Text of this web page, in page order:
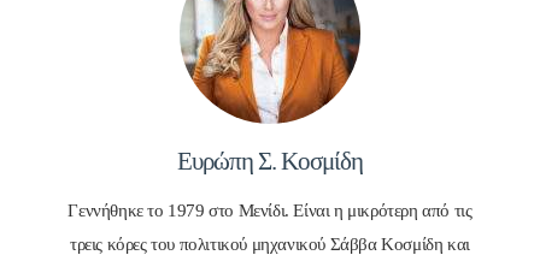
Ευρώπη Σ. Κοσμίδη
Γεννήθηκε το 1979 στο Μενίδι. Είναι η μικρότερη από τις
τρεις κόρες του πολιτικού μηχανικού Σάββα Κοσμίδη και